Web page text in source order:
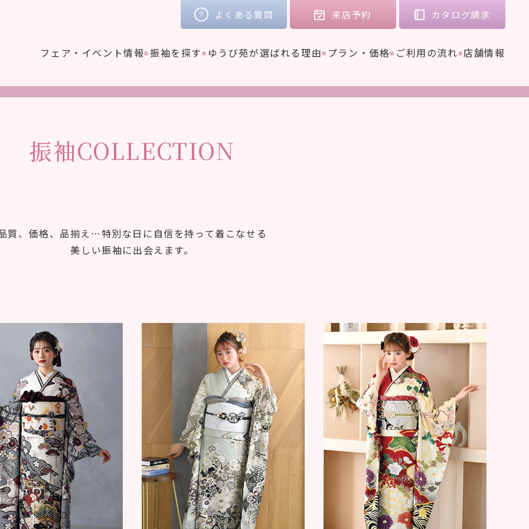
フェア・イベント情報 振袖を探す ゆうび苑が選ばれる理由 プラン・価格 ご利用の流れ 店舗情報
よくある質問 来店予約 カタログ請求
振袖COLLECTION
質、価格、品揃え…特別な日に自信を持って着こなせる
美しい振袖に出会えます。